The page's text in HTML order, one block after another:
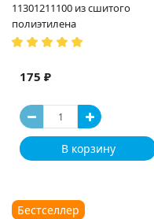
11301211100 из сшитого
полиэтилена
175 ₽
В корзину
Бестселлер